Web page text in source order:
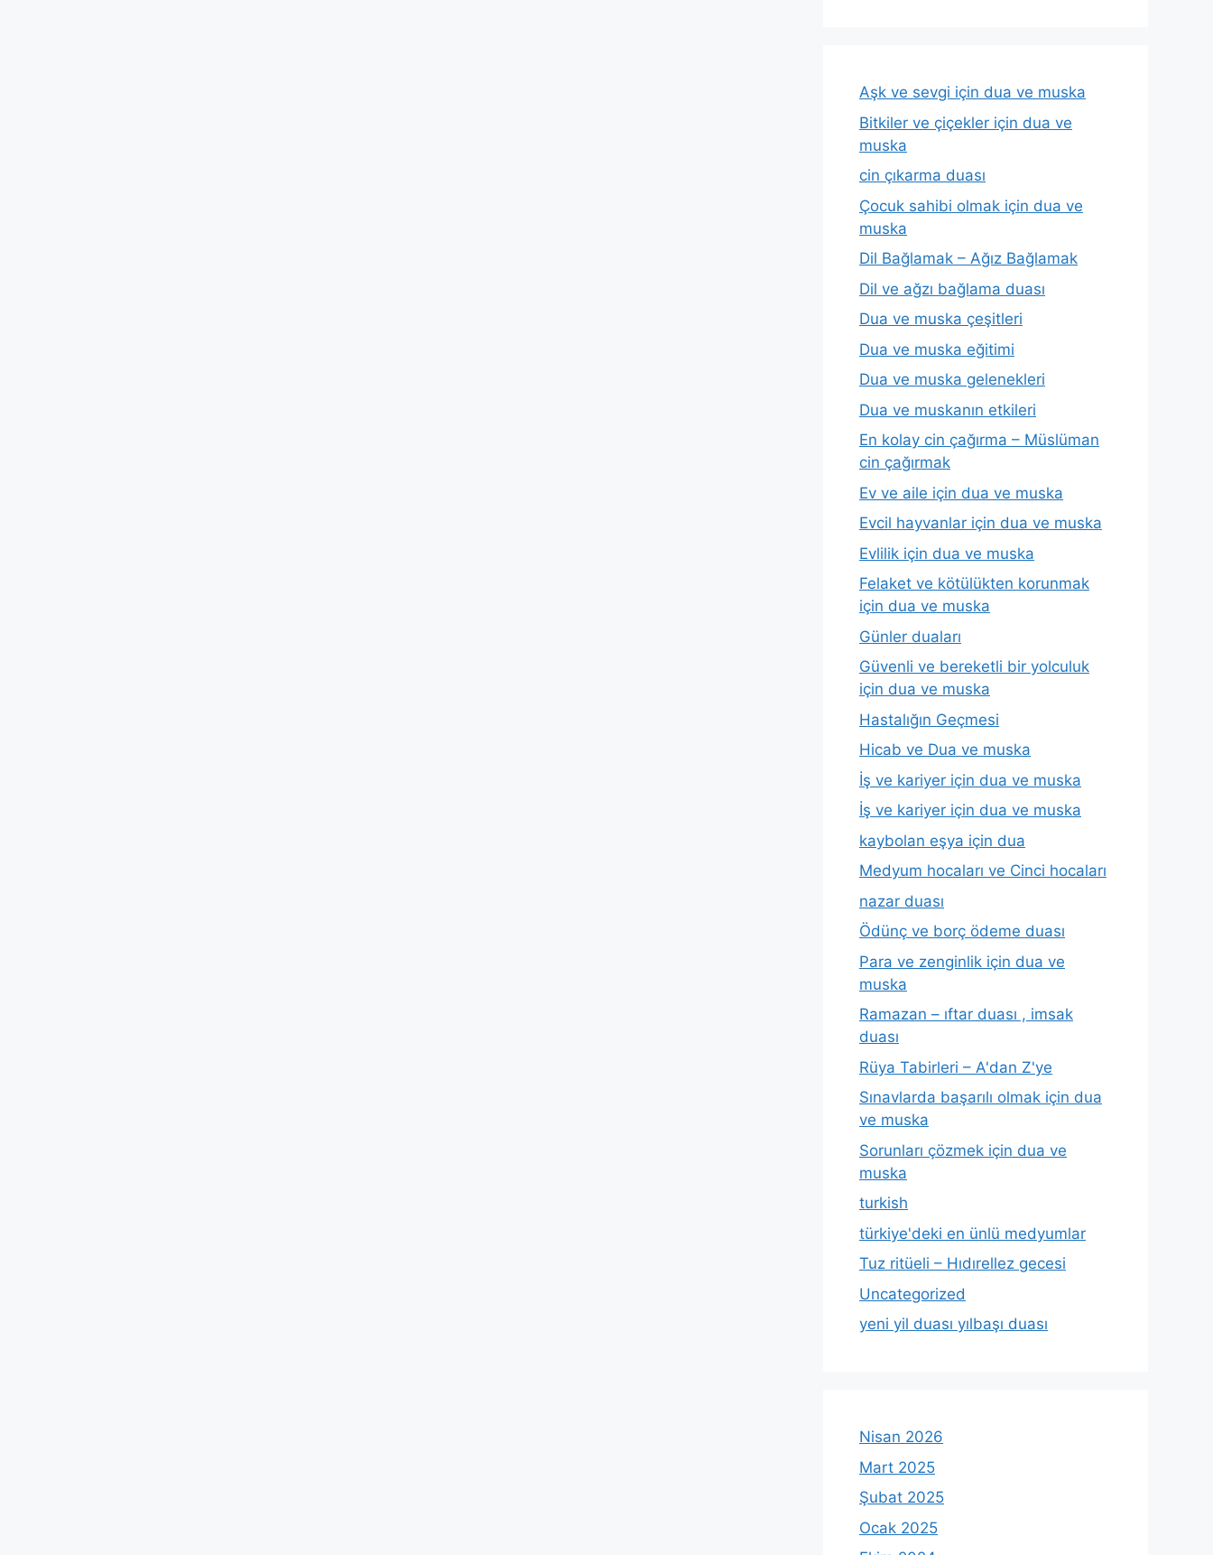
Aşk ve sevgi için dua ve muska
Bitkiler ve çiçekler için dua ve
muska
cin çıkarma duası
Çocuk sahibi olmak için dua ve
muska
Dil Bağlamak – Ağız Bağlamak
Dil ve ağzı bağlama duası
Dua ve muska çeşitleri
Dua ve muska eğitimi
Dua ve muska gelenekleri
Dua ve muskanın etkileri
En kolay cin çağırma – Müslüman
cin çağırmak
Ev ve aile için dua ve muska
Evcil hayvanlar için dua ve muska
Evlilik için dua ve muska
Felaket ve kötülükten korunmak
için dua ve muska
Günler duaları
Güvenli ve bereketli bir yolculuk
için dua ve muska
Hastalığın Geçmesi
Hicab ve Dua ve muska
İş ve kariyer için dua ve muska
İş ve kariyer için dua ve muska
kaybolan eşya için dua
Medyum hocaları ve Cinci hocaları
nazar duası
Ödünç ve borç ödeme duası
Para ve zenginlik için dua ve
muska
Ramazan – ıftar duası , imsak
duası
Rüya Tabirleri – A'dan Z'ye
Sınavlarda başarılı olmak için dua
ve muska
Sorunları çözmek için dua ve
muska
turkish
türkiye'deki en ünlü medyumlar
Tuz ritüeli – Hıdırellez gecesi
Uncategorized
yeni yil duası yılbaşı duası
Nisan 2026
Mart 2025
Şubat 2025
Ocak 2025